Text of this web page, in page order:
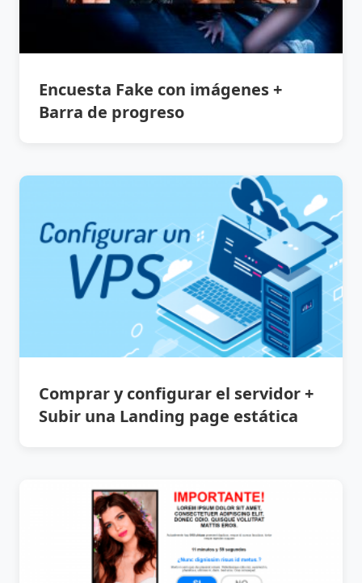
Encuesta Fake con imágenes +
Barra de progreso
Comprar y configurar el servidor +
Subir una Landing page estática